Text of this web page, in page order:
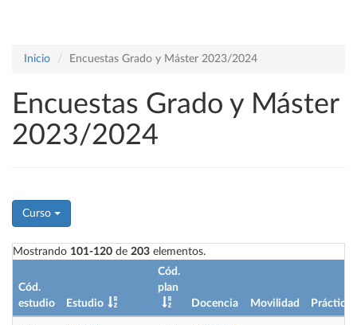
Inicio Encuestas Grado y Máster 2023/2024
Encuestas Grado y Máster
2023/2024
Curso
Mostrando 101-120 de 203 elementos.
Cód.
estudio
Estudio
Cód.
plan
Docencia
Movilidad Prácticas